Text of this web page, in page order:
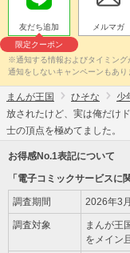
友だち追加
限定クーポン
メルマガ
※通知する情報およびタイミン
通知をしないキャンペーンもあり
まんが王国 ひそな 少
放されたけど、実は俺だけ
士の頂点を極めてました。
お得感No.1表記について
「電子コミックサービスに
調査期間 2026年3
調査対象
まんが王
をメイン